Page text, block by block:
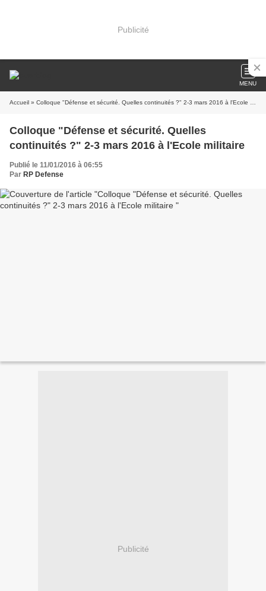
Publicité
MENU
Accueil » Colloque "Défense et sécurité. Quelles continuités ?" 2-3 mars 2016 à l'Ecole militaire
Colloque "Défense et sécurité. Quelles
continuités ?" 2-3 mars 2016 à l'Ecole militaire
Publié le 11/01/2016 à 06:55
Par RP Defense
Publicité